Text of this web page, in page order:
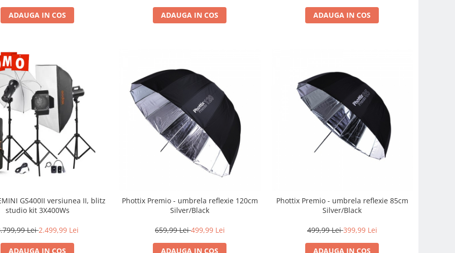
ADAUGA IN COS ADAUGA IN COS ADAUGA IN COS
GS400II versiunea II, blitz
studio kit 3X400Ws
Lei2.499,99 Lei
ADAUGA IN COS
Phottix Premio - umbrela reflexie 120cm
Silver/Black
659,99 Lei499,99 Lei
ADAUGA IN COS
Phottix Premio - umbrela reflexie 85cm
Silver/Black
499,99 Lei399,99 Lei
ADAUGA IN COS